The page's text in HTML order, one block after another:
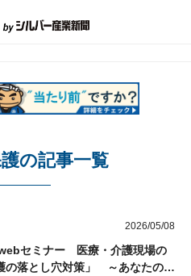
の記事一覧
2026/05/08
セミナー 医療・介護現場の
の落とし穴対策」 ～あなたの病